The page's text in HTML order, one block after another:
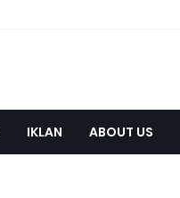
IKLAN ABOUT US